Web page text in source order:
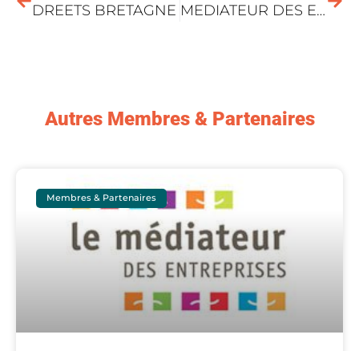
DREETS BRETAGNE MEDIATEUR DES ENTREPRISES
Autres Membres & Partenaires
Membres & Partenaires